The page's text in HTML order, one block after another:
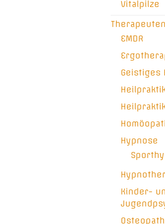
Vitalpilze
Therapeuten
EMDR
Geistiges
Hypnose
Kinder-